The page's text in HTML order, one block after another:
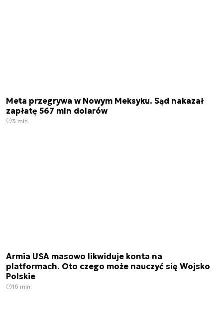
Meta przegrywa w Nowym Meksyku. Sąd nakazał
zapłatę 567 mln dolarów
3 min.
Armia USA masowo likwiduje konta na
platformach. Oto czego może nauczyć się Wojsko
Polskie
16 min.